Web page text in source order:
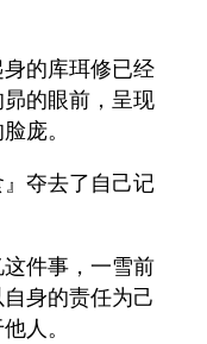
的库珥修已经
的眼前，呈现
庞。
夺去了自己记
件事，一雪前
身的责任为己
人。